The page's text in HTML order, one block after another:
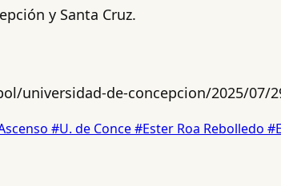
y Santa Cruz.
universidad-de-concepcion/2025/07/
#U. de Conce#Ester Roa Rebolledo